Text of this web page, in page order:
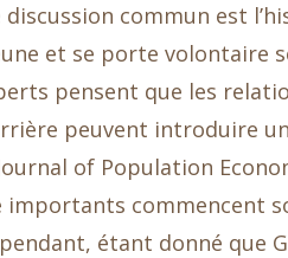
commun est
et se porte volontaire
pensent que les
peuvent introduire
of Population
importants commencent
étant donné que